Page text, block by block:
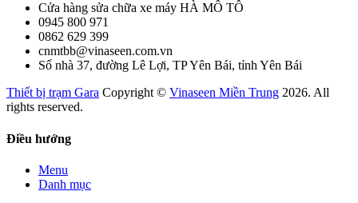
Cửa hàng sửa chữa xe máy HÀ MÔ TÔ
0945 800 971
0862 629 399
cnmtbb@vinaseen.com.vn
Số nhà 37, đường Lê Lợi, TP Yên Bái, tỉnh Yên Bái
Thiết bị trạm Gara Copyright © Vinaseen Miền Trung 2026. All
rights reserved.
Điều hướng
Menu
Danh mục